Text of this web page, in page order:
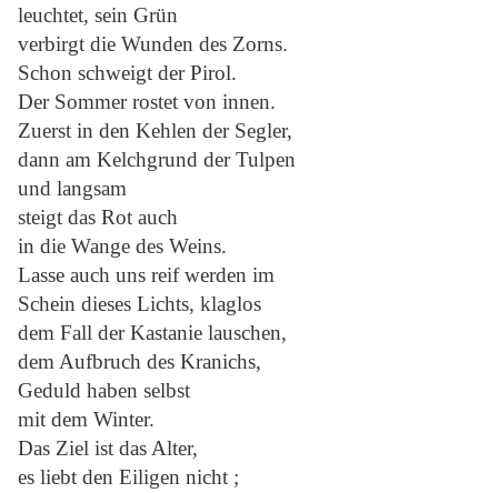
leuchtet, sein Grün
verbirgt die Wunden des Zorns.
Schon schweigt der Pirol.
Der Sommer rostet von innen.
Zuerst in den Kehlen der Segler,
dann am Kelchgrund der Tulpen
und langsam
steigt das Rot auch
in die Wange des Weins.
Lasse auch uns reif werden im
Schein dieses Lichts, klaglos
dem Fall der Kastanie lauschen,
dem Aufbruch des Kranichs,
Geduld haben selbst
mit dem Winter.
Das Ziel ist das Alter,
es liebt den Eiligen nicht ;